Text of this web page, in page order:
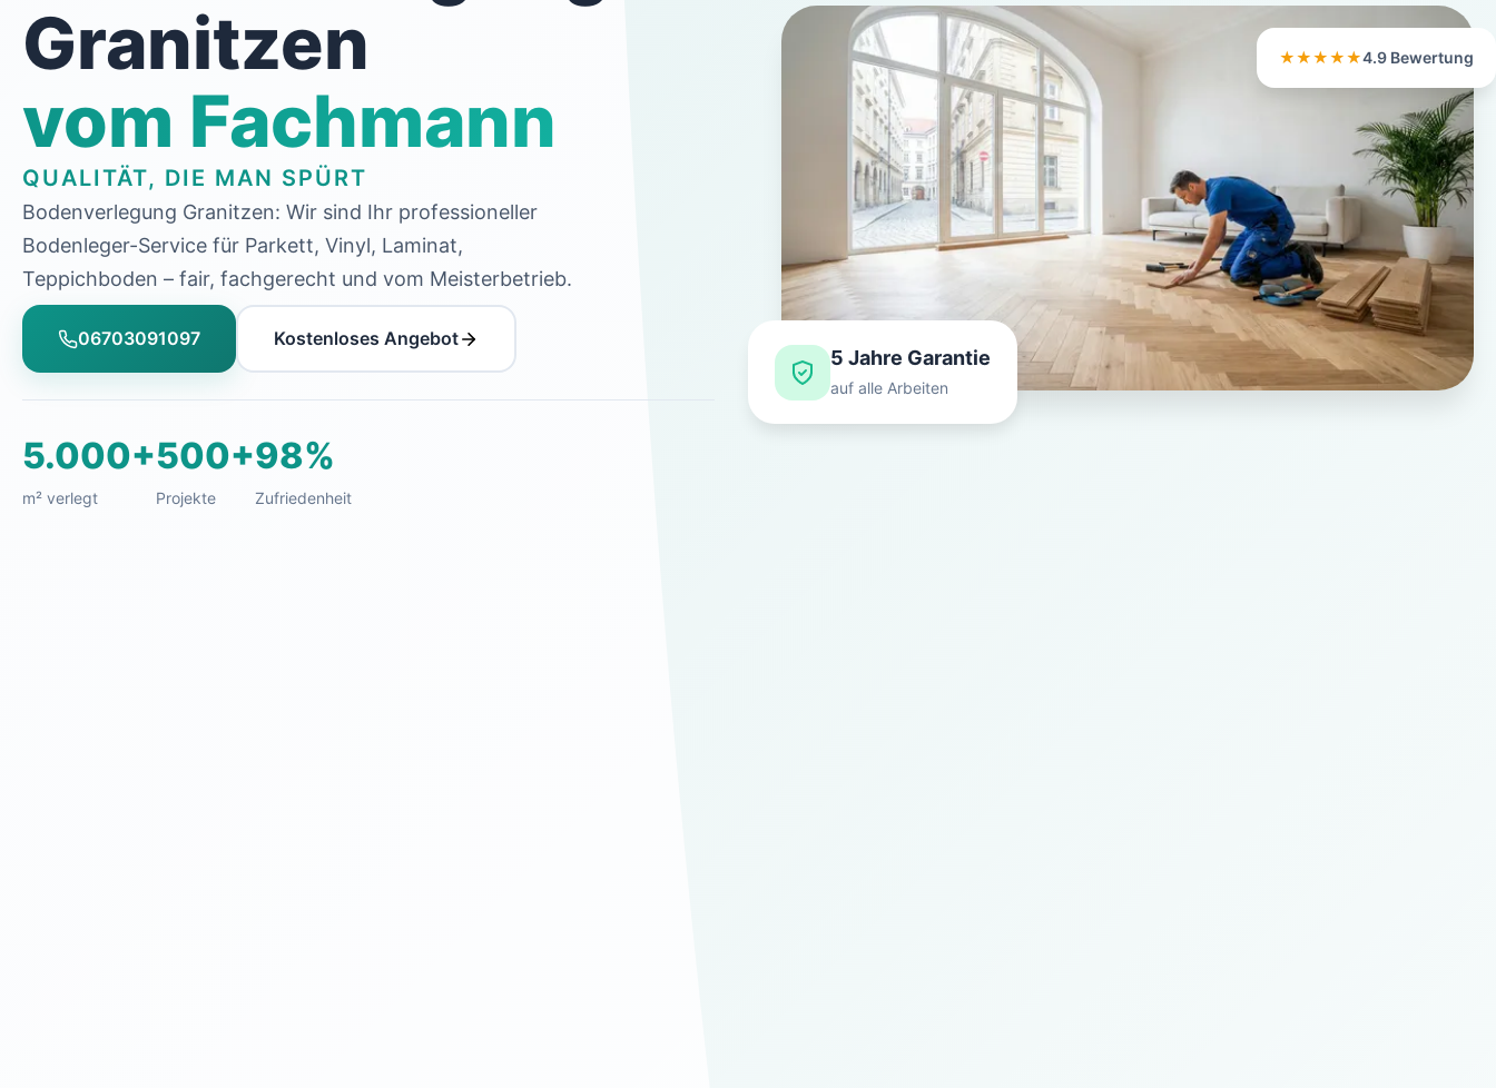
Granitzen
vom Fachmann
QUALITÄT, DIE MAN SPÜRT
Bodenverlegung Granitzen: Wir sind Ihr professioneller
Bodenleger-Service für Parkett, Vinyl, Laminat,
Teppichboden – fair, fachgerecht und vom Meisterbetrieb.
06703091097 Kostenloses Angebot
5.000+
m² verlegt
500+
Projekte
98%
Zufriedenheit
5 Jahre Garantie
auf alle Arbeiten
★★★★★4.9 Bewertung